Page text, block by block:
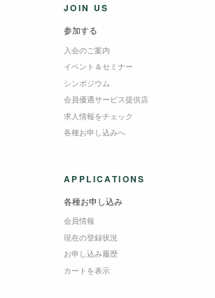
JOIN US
参加する
入会のご案内
イベント＆セミナー
シンポジウム
会員優遇サービス提供店
求人情報をチェック
各種お申し込みへ
APPLICATIONS
各種お申し込み
会員情報
現在の登録状況
お申し込み履歴
カートを表示